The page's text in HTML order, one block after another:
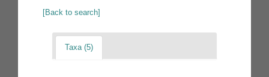
[Back to search]
Taxa (5)